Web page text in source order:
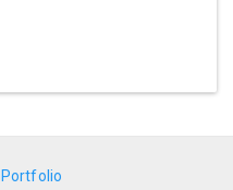
Portfolio